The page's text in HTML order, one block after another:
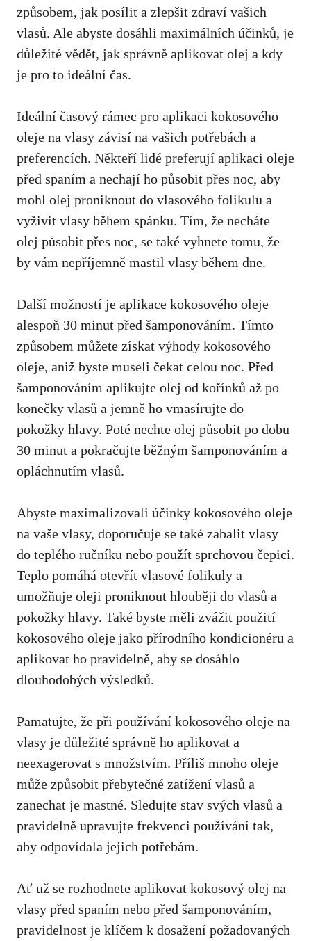
způsobem, jak posílit a zlepšit zdraví vašich
vlasů. Ale abyste dosáhli maximálních účinků, je
důležité vědět, jak správně aplikovat olej a kdy
je pro to ideální čas.
Ideální časový rámec pro aplikaci kokosového
oleje na vlasy závisí na vašich potřebách a
preferencích. Někteří lidé preferují aplikaci oleje
před spaním a nechají ho působit přes noc, aby
mohl olej proniknout do vlasového folikulu a
vyživit vlasy během spánku. Tím, že necháte
olej působit přes noc, se také vyhnete tomu, že
by vám nepříjemně mastil vlasy během dne.
Další možností je aplikace kokosového oleje
alespoň 30 minut před šamponováním. Tímto
způsobem můžete získat výhody kokosového
oleje, aniž byste museli čekat celou noc. Před
šamponováním aplikujte olej od kořínků až po
konečky vlasů a jemně ho vmasírujte do
pokožky hlavy. Poté nechte olej působit po dobu
30 minut a pokračujte běžným šamponováním a
opláchnutím vlasů.
Abyste maximalizovali účinky kokosového oleje
na vaše vlasy, doporučuje se také zabalit vlasy
do teplého ručníku nebo použít sprchovou čepici.
Teplo pomáhá otevřít vlasové folikuly a
umožňuje oleji proniknout hlouběji do vlasů a
pokožky hlavy. Také byste měli zvážit použití
kokosového oleje jako přírodního kondicionéru a
aplikovat ho pravidelně, aby se dosáhlo
dlouhodobých výsledků.
Pamatujte, že při používání kokosového oleje na
vlasy je důležité správně ho aplikovat a
neexagerovat s množstvím. Příliš mnoho oleje
může způsobit přebytečné zatížení vlasů a
zanechat je mastné. Sledujte stav svých vlasů a
pravidelně upravujte frekvenci používání tak,
aby odpovídala jejich potřebám.
Ať už se rozhodnete aplikovat kokosový olej na
vlasy před spaním nebo před šamponováním,
pravidelnost je klíčem k dosažení požadovaných